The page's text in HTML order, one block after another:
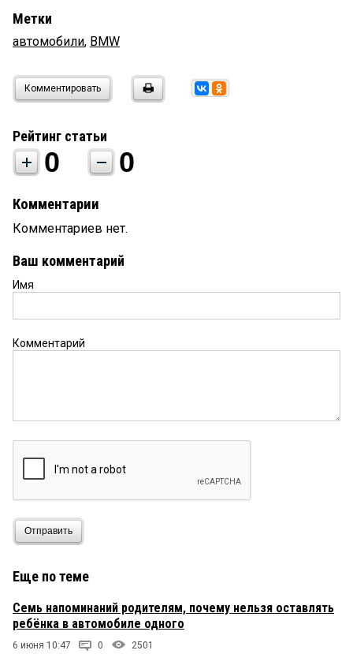
Метки
автомобили, BMW
Комментировать
Рейтинг статьи
0 0
Комментарии
Комментариев нет.
Ваш комментарий
Имя
Комментарий
Отправить
Еще по теме
Семь напоминаний родителям, почему нельзя оставлять
ребёнка в автомобиле одного
6 июня 10:47 0 2501